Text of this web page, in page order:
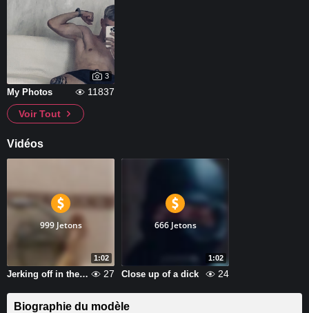
3
My Photos
11837
Voir Tout
Vidéos
1:02
999 Jetons
Jerking off in the bathroom 27
1:02
666 Jetons
Close up of a dick 24
Biographie du modèle